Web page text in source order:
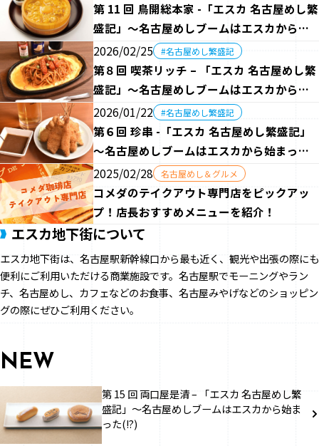
第 11 回 鳥開総本家 -「エスカ 名古屋めし繁
盛記」～名古屋めしブームはエスカから始
まった(!?)
2026/02/25 #名古屋めし繁盛記
第８回 喫茶リッチ – 「エスカ 名古屋めし繁
盛記」～名古屋めしブームはエスカから始
まった(!?)
2026/01/22 #名古屋めし繁盛記
第６回 珍串 -「エスカ 名古屋めし繁盛記」
～名古屋めしブームはエスカから始まった
(!?)
2025/02/28 名古屋めし＆グルメ
コメダのテイクアウト専門店をピックアッ
プ！店⾧おすすめメニューを紹介！
エスカ地下街について
エスカ地下街は、名古屋駅新幹線口から最も近く、観光や出張の際にも
便利にご利用いただける商業施設です。名古屋駅でモーニングやラン
チ、名古屋めし、カフェなどのお食事、名古屋みやげなどのショッピン
グの際にぜひご利用ください。
NEW
第 15 回 両口屋是清 – 「エスカ 名古屋めし繁
盛記」～名古屋めしブームはエスカから始ま
った(!?)